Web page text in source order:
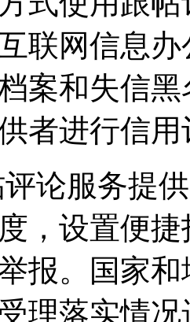
联网信息
案和失信
者进行信用
论服务提
，设置便
报。国家
理落实情